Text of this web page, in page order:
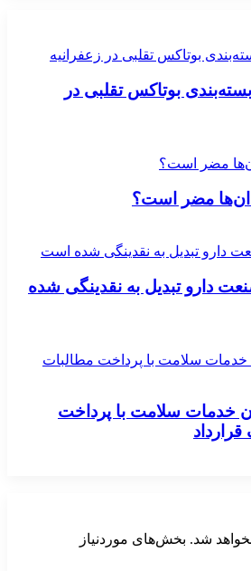
بوتاکس تقلبی در
مضر است؟
صنعت دارو تبدیل به نقدینگی شده
خدمات سلامت با پرداخت
شد. بخش‌های موردنیاز